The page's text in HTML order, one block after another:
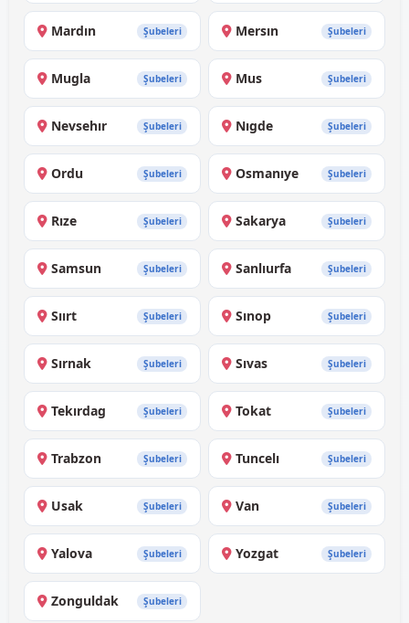
Mardın Şubeleri Mersın Şubeleri
Mugla Şubeleri Mus Şubeleri
Nevsehır Şubeleri Nıgde Şubeleri
Ordu Şubeleri Osmanıye Şubeleri
Rıze Şubeleri Sakarya Şubeleri
Samsun Şubeleri Sanlıurfa Şubeleri
Sıırt Şubeleri Sınop Şubeleri
Sırnak Şubeleri Sıvas Şubeleri
Tekırdag Şubeleri Tokat Şubeleri
Trabzon Şubeleri Tuncelı Şubeleri
Usak Şubeleri Van Şubeleri
Yalova Şubeleri Yozgat Şubeleri
Zonguldak Şubeleri